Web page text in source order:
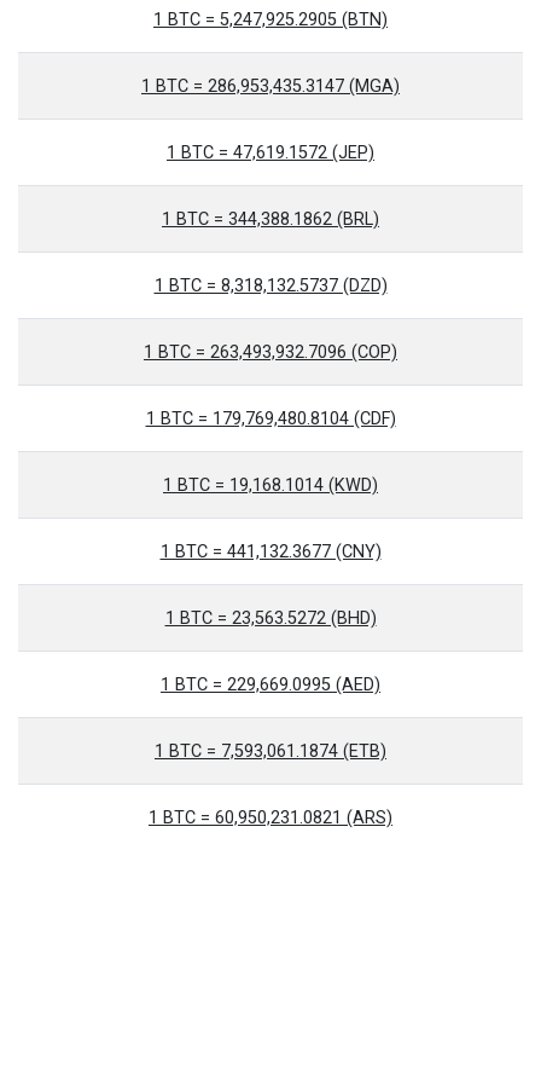
1 BTC = 5,247,925.2905 (BTN)
1 BTC = 286,953,435.3147 (MGA)
1 BTC = 47,619.1572 (JEP)
1 BTC = 344,388.1862 (BRL)
1 BTC = 8,318,132.5737 (DZD)
1 BTC = 263,493,932.7096 (COP)
1 BTC = 179,769,480.8104 (CDF)
1 BTC = 19,168.1014 (KWD)
1 BTC = 441,132.3677 (CNY)
1 BTC = 23,563.5272 (BHD)
1 BTC = 229,669.0995 (AED)
1 BTC = 7,593,061.1874 (ETB)
1 BTC = 60,950,231.0821 (ARS)